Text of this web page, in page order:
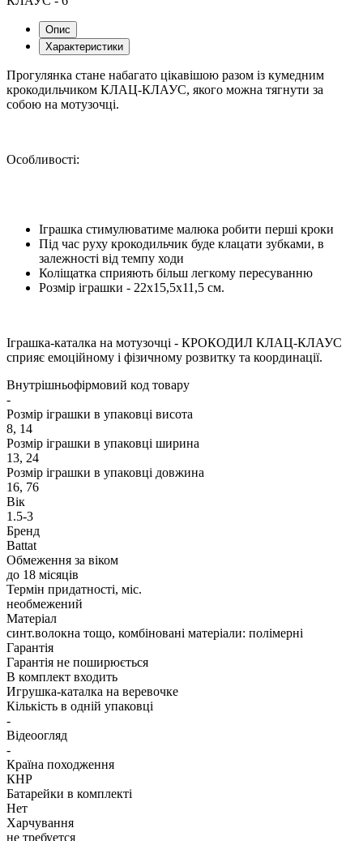
Опис
Характеристики
Прогулянка стане набагато цікавішою разом із кумедним
крокодильчиком КЛАЦ-КЛАУС, якого можна тягнути за
собою на мотузочці.
Особливості:
Іграшка стимулюватиме малюка робити перші кроки
Під час руху крокодильчик буде клацати зубками, в
залежності від темпу ходи
Коліщатка сприяють більш легкому пересуванню
Розмір іграшки - 22х15,5х11,5 см.
Іграшка-каталка на мотузочці - КРОКОДИЛ КЛАЦ-КЛАУС
сприяє емоційному і фізичному розвитку та координації.
Внутрішньофірмовий код товару
-
Розмір іграшки в упаковці висота
8, 14
Розмір іграшки в упаковці ширина
13, 24
Розмір іграшки в упаковці довжина
16, 76
Вік
1.5-3
Бренд
Battat
Обмеження за віком
до 18 місяців
Термін придатності, міс.
необмежений
Матеріал
синт.волокна тощо, комбіновані матеріали: полімерні
Гарантія
Гарантія не поширюється
В комплект входить
Игрушка-каталка на веревочке
Кількість в одній упаковці
-
Відеоогляд
-
Країна походження
КНР
Батарейки в комплекті
Нет
Харчування
не требуется